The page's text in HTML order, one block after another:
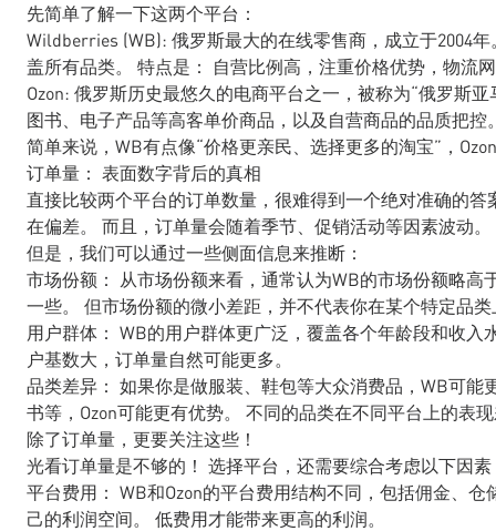
先简单了解一下这两个平台：
Wildberries (WB): 俄罗斯最大的在线零售商，成立于2004
盖所有品类。 特点是： 自营比例高，注重价格优势，物流
Ozon: 俄罗斯历史最悠久的电商平台之一，被称为“俄罗斯
图书、电子产品等高客单价商品，以及自营商品的品质把
简单来说，WB有点像“价格更亲民、选择更多的淘宝”，
订单量： 表面数字背后的真相
直接比较两个平台的订单数量，很难得到一个绝对准确的
在偏差。 而且，订单量会随着季节、促销活动等因素波动。
但是，我们可以通过一些侧面信息来推断：
市场份额： 从市场份额来看，通常认为WB的市场份额略
一些。 但市场份额的微小差距，并不代表你在某个特定品
用户群体： WB的用户群体更广泛，覆盖各个年龄段和收
户基数大，订单量自然可能更多。
品类差异： 如果你是做服装、鞋包等大众消费品，WB可
书等，Ozon可能更有优势。 不同的品类在不同平台上的表
除了订单量，更要关注这些！
光看订单量是不够的！ 选择平台，还需要综合考虑以下因素
平台费用： WB和Ozon的平台费用结构不同，包括佣金、
己的利润空间。 低费用才能带来更高的利润。